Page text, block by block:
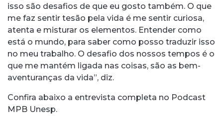
isso são desafios de que eu gosto também. O que
me faz sentir tesão pela vida é me sentir curiosa,
atenta e misturar os elementos. Entender como
está o mundo, para saber como posso traduzir isso
no meu trabalho. O desafio dos nossos tempos é o
que me mantém ligada nas coisas, são as bem-
aventuranças da vida”, diz.
Confira abaixo a entrevista completa no Podcast
MPB Unesp.